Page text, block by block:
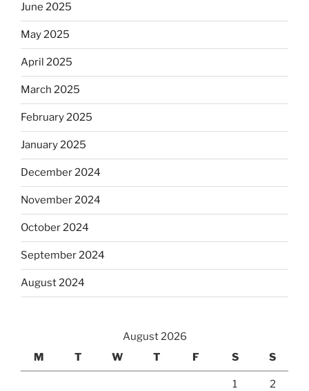
June 2025
May 2025
April 2025
March 2025
February 2025
January 2025
December 2024
November 2024
October 2024
September 2024
August 2024
August 2026
M
T W T F S S
1 2